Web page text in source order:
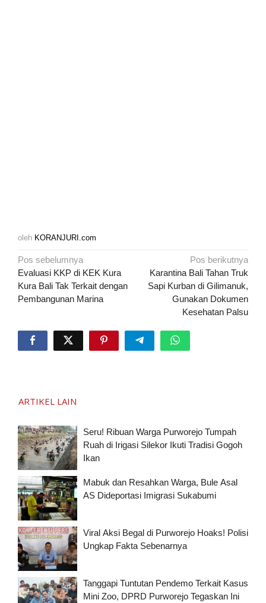
oleh KORANJURI.com
Navigasi
pos
Pos sebelumnya
Evaluasi KKP di KEK Kura
Kura Bali Tak Terkait dengan
Pembangunan Marina
Pos berikutnya
Karantina Bali Tahan Truk
Sapi Kurban di Gilimanuk,
Gunakan Dokumen
Kesehatan Palsu
ARTIKEL LAIN
Seru! Ribuan Warga Purworejo Tumpah
Ruah di Irigasi Silekor Ikuti Tradisi Gogoh
Ikan
Mabuk dan Resahkan Warga, Bule Asal
AS Dideportasi Imigrasi Sukabumi
Viral Aksi Begal di Purworejo Hoaks! Polisi
Ungkap Fakta Sebenarnya
Tanggapi Tuntutan Pendemo Terkait Kasus
Mini Zoo, DPRD Purworejo Tegaskan Ini